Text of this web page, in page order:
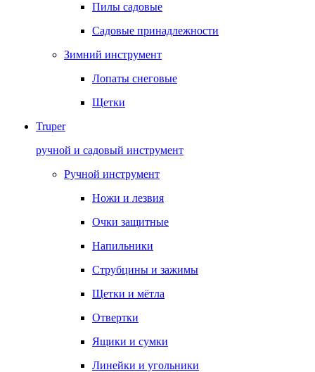
Пилы садовые
Садовые принадлежности
Зимний инструмент
Лопаты снеговые
Щетки
Truper
ручной и садовый инструмент
Ручной инструмент
Ножи и лезвия
Очки защитные
Напильники
Струбцины и зажимы
Щетки и мётла
Отвертки
Ящики и сумки
Линейки и угольники